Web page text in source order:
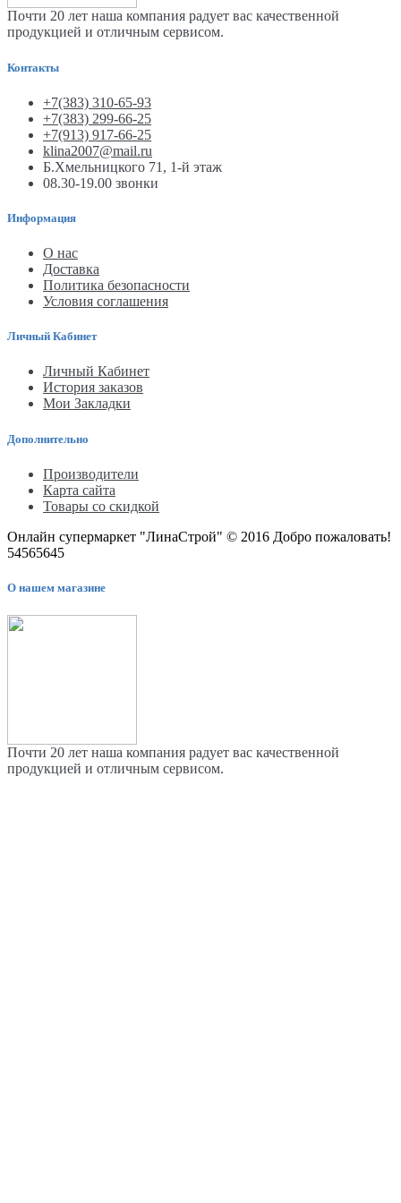
Почти 20 лет наша компания радует вас качественной
продукцией и отличным сервисом.
Контакты
+7(383) 310-65-93
+7(383) 299-66-25
+7(913) 917-66-25
klina2007@mail.ru
Б.Хмельницкого 71, 1-й этаж
08.30-19.00 звонки
Информация
О нас
Доставка
Политика безопасности
Условия соглашения
Личный Кабинет
Личный Кабинет
История заказов
Мои Закладки
Дополнительно
Производители
Карта сайта
Товары со скидкой
Онлайн супермаркет "ЛинаСтрой" © 2016 Добро пожаловать!
54565645
О нашем магазине
Почти 20 лет наша компания радует вас качественной
продукцией и отличным сервисом.